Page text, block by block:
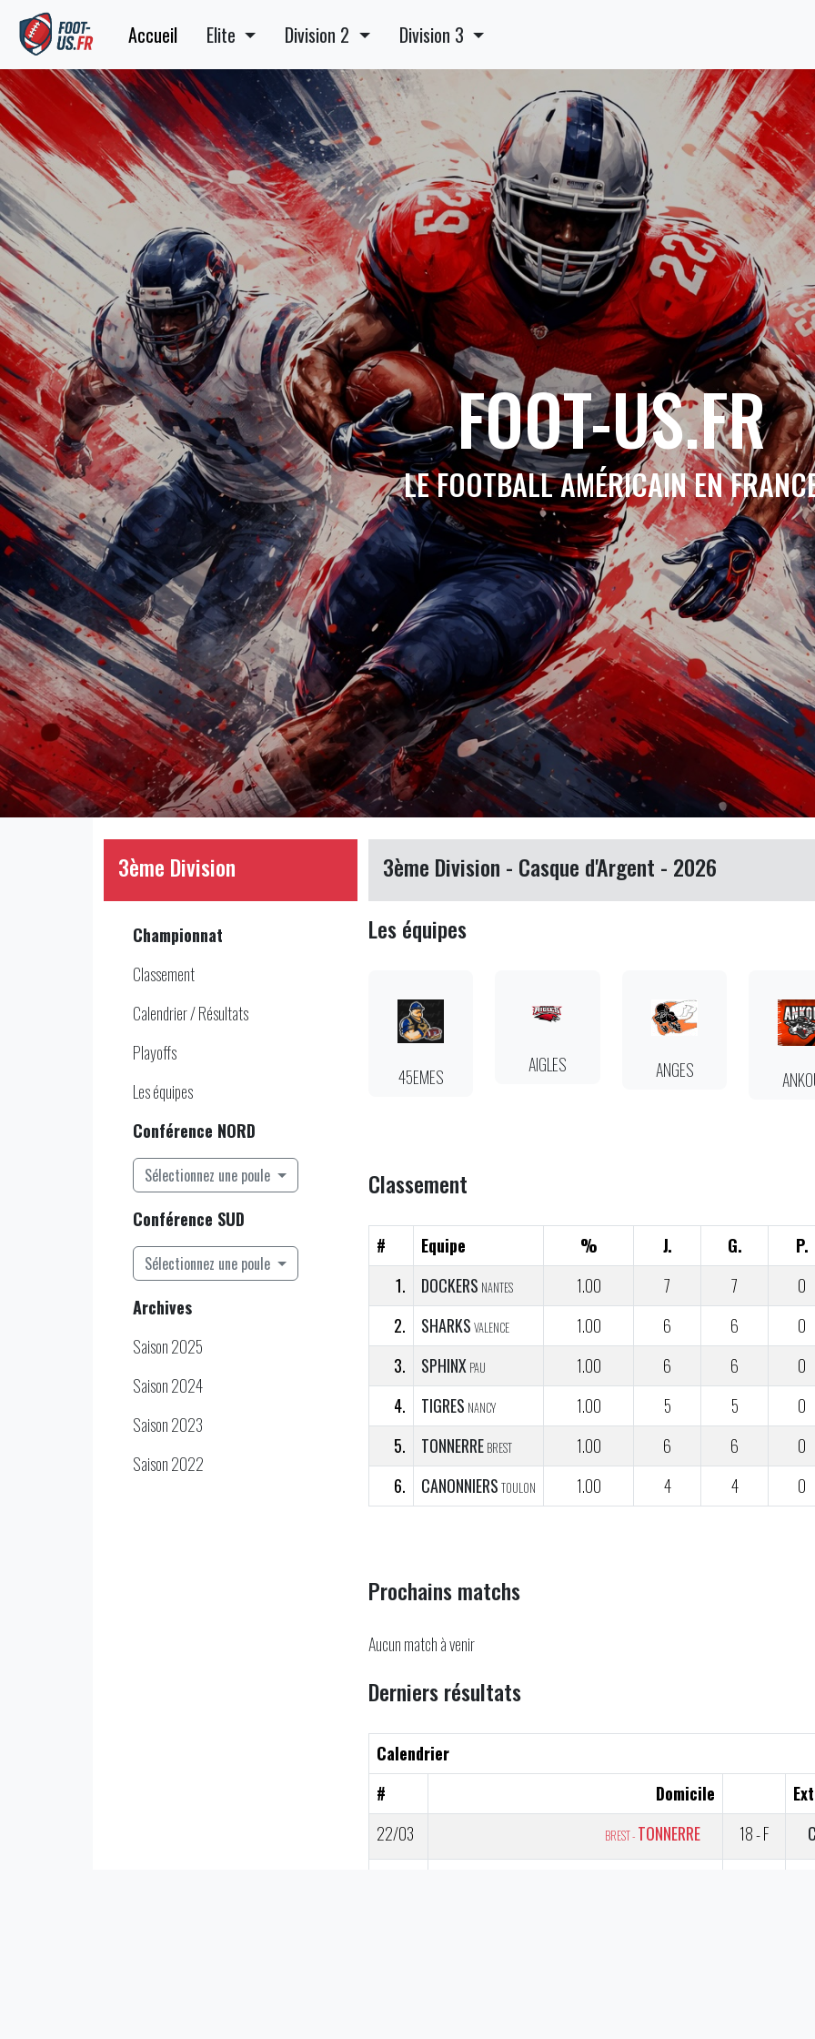
Accueil Elite Division 2 Division 3
FOOT-US.FR
LE FOOTBALL AMÉRICAIN EN
3ème Division
Championnat
Classement
Calendrier / Résultats
Playoffs
Les équipes
Conférence NORD
Sélectionnez une poule
Conférence SUD
Sélectionnez une poule
Archives
Saison 2025
Saison 2024
Saison 2023
Saison 2022
3ème Division - Casque d'Argent - 2026
Les équipes
45EMES
AIGLES ANGES
Classement
# Equipe % J. G.
P.
1.
DOCKERS NANTES 1.00 7 7
0
2.
SHARKS VALENCE 1.00 6 6
0
3.
SPHINX PAU 1.00 6 6
0
4.
TIGRES NANCY 1.00 5 5
0
5.
TONNERRE BREST 1.00 6 6
0
6.
CANONNIERS TOULON 1.00 4 4 0
Prochains matchs
Aucun match à venir
Derniers résultats
Calendrier
#
Domicile
22/03
BREST - TONNERRE 18 - F